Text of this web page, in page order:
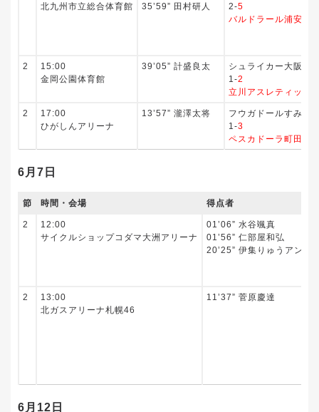
北九州市立総合体育館
35’59” 田村研人
2-5
バルドラール浦安
2
15:00
金岡公園体育館
39’05” 計盛良太
シュライカー大阪
1-2
立川アスレティック
2
17:00
ひがしんアリーナ
13’57” 瀧澤太将
フウガドールすみだ
1-3
ペスカドーラ町田
6月7日
節 時間・会場 得点者
2
12:00
サイクルショップコダマ大洲アリーナ
01’06” 水谷颯真
01’56” 仁部屋和弘
20’25” 伊集りゅうアンド
2
13:00
北ガスアリーナ札幌46
11’37” 菅原慶達
6月12日